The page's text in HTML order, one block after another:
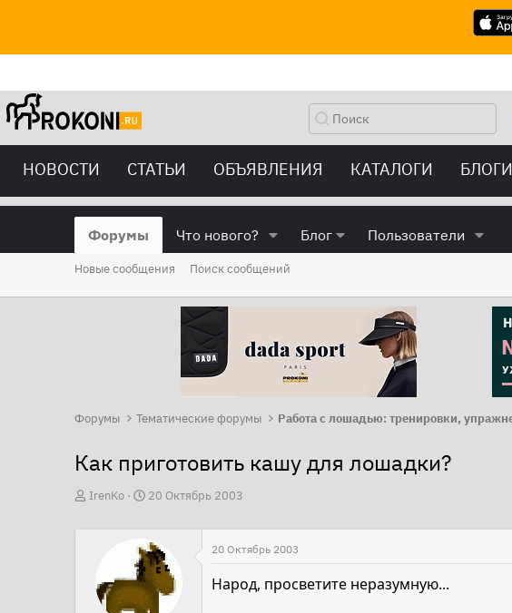
НОВОСТИ СТАТЬИ ОБЪЯВЛЕНИЯ КАТАЛОГИ БЛОГИ
Форумы Что нового? Блог Пользователи
Новые сообщения Поиск сообщений
Форумы Тематические форумы
Как приготовить кашу для лошадки?
А
IrenKo
Д
а
н
20 Октябрь 2003
20 Октябрь 2003
Народ, просветите неразумную...